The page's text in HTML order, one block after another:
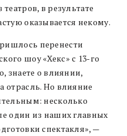
в результате
оказывается некому.
перенести
шоу «Хекс» с 13-го
знаете о влиянии,
отрасль. Но влияние
несколько
один из наших главных
спектакля», —